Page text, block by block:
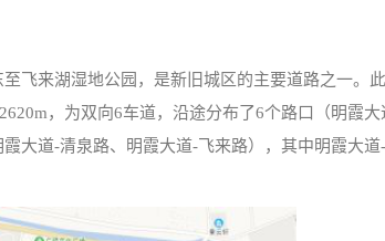
飞来湖湿地公园，是新旧城区的主要道路之一。
，为双向6车道，沿途分布了6个路口（明霞大
大道-清泉路、明霞大道-飞来路），其中明霞大道